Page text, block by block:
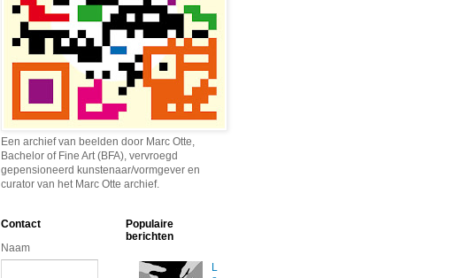
Een archief van beelden door Marc Otte,
Bachelor of Fine Art (BFA), vervroegd
gepensioneerd kunstenaar/vormgever en
curator van het Marc Otte archief.
Contact
Naam
Populaire
berichten
L